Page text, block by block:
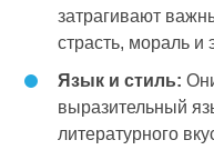
затрагивают
страсть, мораль и
Язык и стиль:
выразительный
литературного